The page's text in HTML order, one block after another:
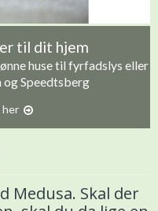
til dit hjem
huse til fyrfadslys eller
Speedtsberg
her
Medusa. Skal der